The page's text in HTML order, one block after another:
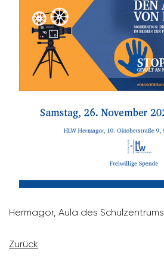
Hermagor, Aula des Schul­zen­trums
Zurück